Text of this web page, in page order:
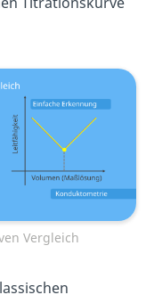
Vergleich